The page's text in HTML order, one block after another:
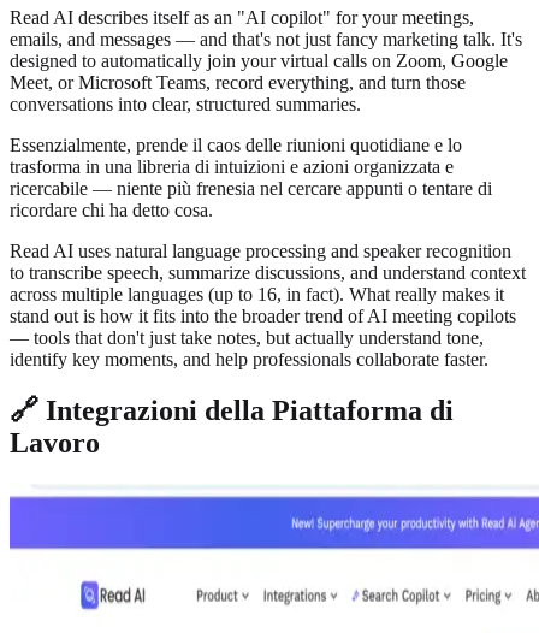
Read AI describes itself as an "AI copilot" for your meetings,
emails, and messages — and that's not just fancy marketing talk. It's
designed to automatically join your virtual calls on Zoom, Google
Meet, or Microsoft Teams, record everything, and turn those
conversations into clear, structured summaries.
Essenzialmente, prende il caos delle riunioni quotidiane e lo
trasforma in una libreria di intuizioni e azioni organizzata e
ricercabile — niente più frenesia nel cercare appunti o tentare di
ricordare chi ha detto cosa.
Read AI uses natural language processing and speaker recognition
to transcribe speech, summarize discussions, and understand context
across multiple languages (up to 16, in fact). What really makes it
stand out is how it fits into the broader trend of AI meeting copilots
— tools that don't just take notes, but actually understand tone,
identify key moments, and help professionals collaborate faster.
🔗 Integrazioni della Piattaforma di
Lavoro